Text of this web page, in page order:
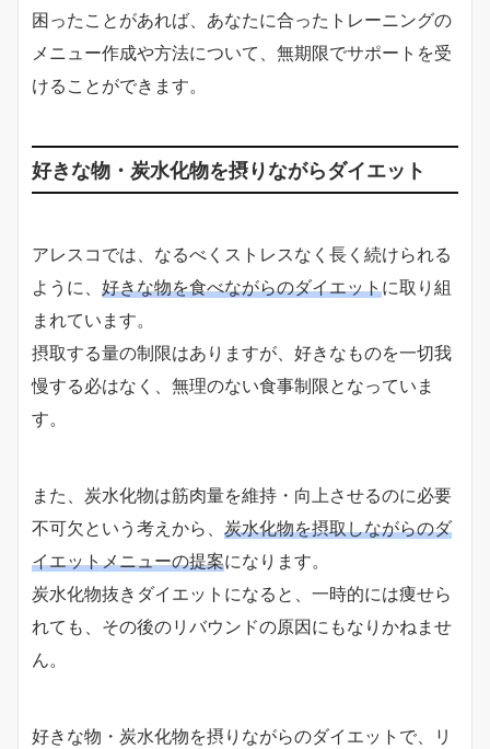
困ったことがあれば、あなたに合ったトレーニングの
メニュー作成や方法について、無期限でサポートを受
けることができます。
好きな物・炭水化物を摂りながらダイエット
アレスコでは、なるべくストレスなく長く続けられる
ように、 好きな物を食べながらのダイエットに取り組
まれています。
摂取する量の制限はありますが、好きなものを一切我
慢する必はなく、無理のない食事制限となっていま
す。
また、炭水化物は筋肉量を維持・向上させるのに必要
不可欠という考えから、 炭水化物を摂取しながらのダ
イエットメニューの提案になります。
炭水化物抜きダイエットになると、一時的には痩せら
れても、その後のリバウンドの原因にもなりかねませ
ん。
好きな物・炭水化物を摂りながらのダイエットで、リ